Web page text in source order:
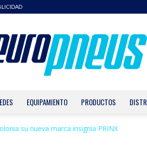
EQUIPAMIENTO PRODUCTOS
su nueva marca insignia PRINX